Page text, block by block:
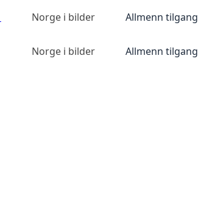
Norge i bilder Allmenn tilgang
Norge i bilder Allmenn tilgang